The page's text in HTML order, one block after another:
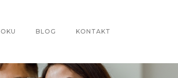
BLOG KONTAKT